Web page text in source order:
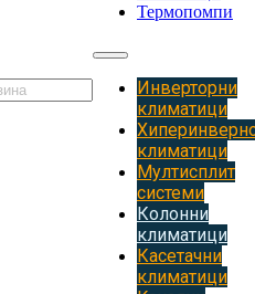
Термопомпи
Инверторни
климатици
климатици
Мултисплит
системи
Колонни
климатици
Касетачни
климатици